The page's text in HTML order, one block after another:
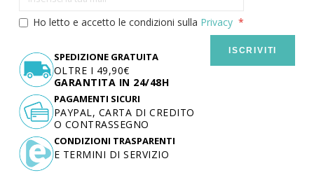
Ho letto e accetto le condizioni sulla Privacy
ISCRIVITI
SPEDIZIONE GRATUITA
OLTRE I 49,90€
GARANTITA IN 24/48H
PAGAMENTI SICURI
PAYPAL, CARTA DI CREDITO
O CONTRASSEGNO
CONDIZIONI TRASPARENTI
E TERMINI DI SERVIZIO